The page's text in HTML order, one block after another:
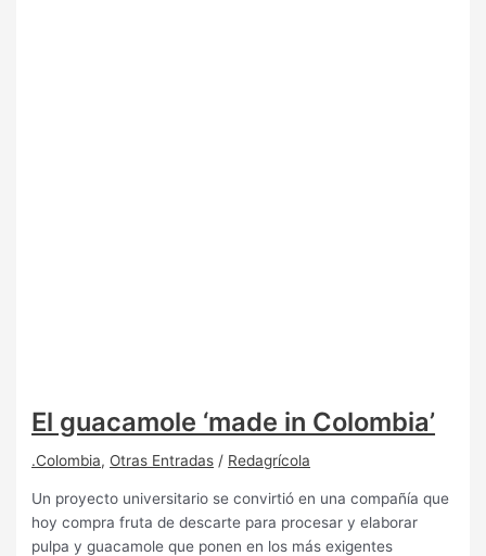
El guacamole ‘made in Colombia’
.Colombia, Otras Entradas / Redagrícola
Un proyecto universitario se convirtió en una compañía que
hoy compra fruta de descarte para procesar y elaborar
pulpa y guacamole que ponen en los más exigentes